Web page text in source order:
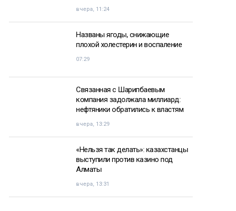
вчера, 11:24
Названы ягоды, снижающие
плохой холестерин и воспаление
07:29
Связанная с Шарипбаевым
компания задолжала миллиард:
нефтяники обратились к властям
вчера, 13:29
«Нельзя так делать»: казахстанцы
выступили против казино под
Алматы
вчера, 13:31